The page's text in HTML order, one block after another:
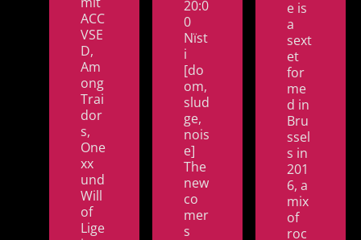
ACC
VSE
D,
Am
ong
Trai
dor
s,
One
xx
und
Will
of
Lige
20:0
0
Nïst
i
[do
om,
slud
ge,
nois
e]
The
new
co
mer
s
e is
a
sext
et
for
me
d in
Bru
ssel
s in
201
6, a
mix
of
roc